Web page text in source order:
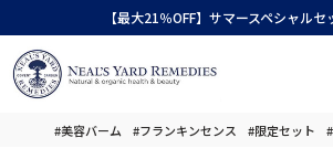
【最大21％OFF】サマースペシャルセ
#美容バーム #フランキンセンス #限定セット